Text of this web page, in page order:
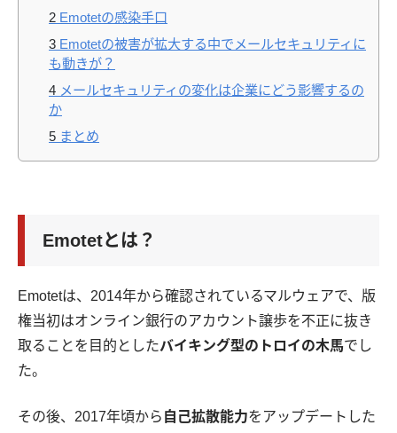
2 Emotetの感染手口
3 Emotetの被害が拡大する中でメールセキュリティに
も動きが？
4 メールセキュリティの変化は企業にどう影響するの
か
5 まとめ
Emotetとは？
Emotetは、2014年から確認されているマルウェアで、版
権当初はオンライン銀行のアカウント譲歩を不正に抜き
取ることを目的としたバイキング型のトロイの木馬でし
た。
その後、2017年頃から 自己拡散能力をアップデートした